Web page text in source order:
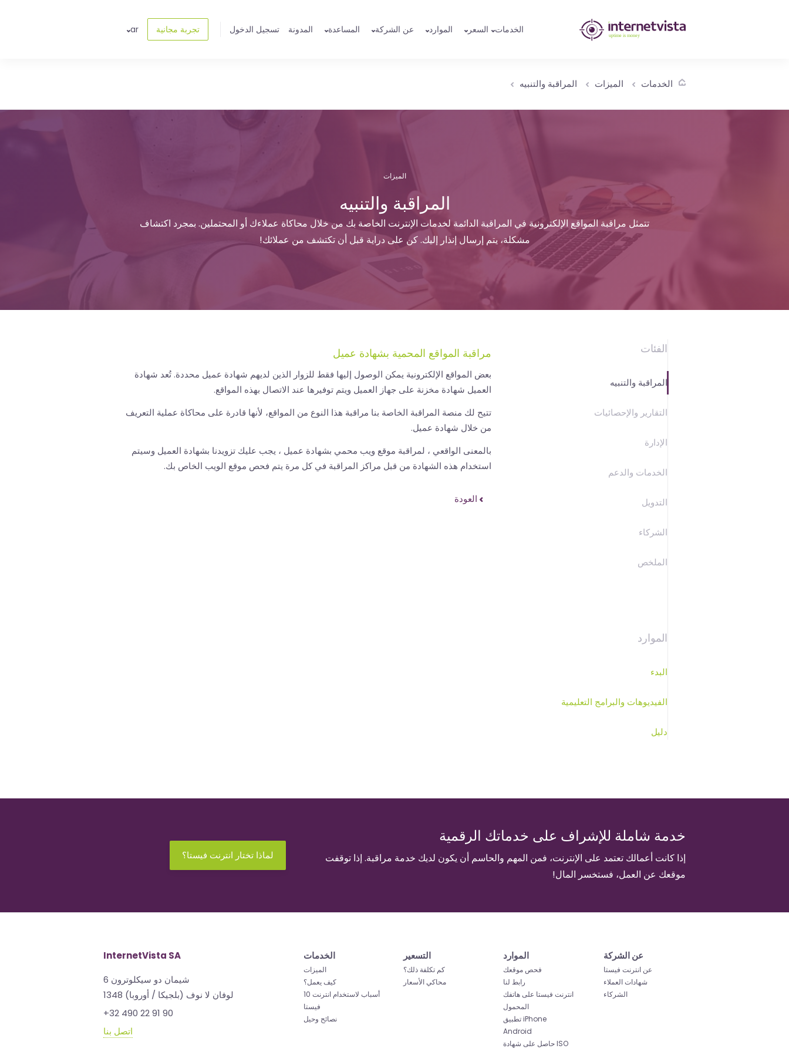
مراقبة
فيستا
وخدمات
الإنترنت
مدة
التشغيل
المال
الخدمات السعر الموارد عن الشركة المساعدة المدونة تسجيل الدخول تجربة مجانية ar
الخدمات الميزات المراقبة والتنبيه
الميزات
المراقبة والتنبيه
تتمثل مراقبة المواقع الإلكترونية في المراقبة الدائمة لخدمات الإنترنت الخاصة بك من خلال محاكاة عملاءك أو المحتملين. بمجرد اكتشاف
مشكلة، يتم إرسال إنذار إليك. كن على دراية قبل أن تكتشف من عملائك!
الفئات
المراقبة والتنبيه
التقارير والإحصائيات
الإدارة
الخدمات والدعم
التدويل
الشركاء
الملخص
الموارد
البدء
الفيديوهات والبرامج التعليمية
دليل
مراقبة المواقع المحمية بشهادة عميل
بعض المواقع الإلكترونية يمكن الوصول إليها فقط للزوار الذين لديهم شهادة عميل محددة. تُعد شهادة
العميل شهادة مخزنة على جهاز العميل ويتم توفيرها عند الاتصال بهذه المواقع.
تتيح لك منصة المراقبة الخاصة بنا مراقبة هذا النوع من المواقع، لأنها قادرة على محاكاة عملية التعريف
من خلال شهادة عميل.
بالمعنى الواقعي ، لمراقبة موقع ويب محمي بشهادة عميل ، يجب عليك تزويدنا بشهادة العميل وسيتم
استخدام هذه الشهادة من قبل مراكز المراقبة في كل مرة يتم فحص موقع الويب الخاص بك.
العودة
خدمة شاملة للإشراف على خدماتك الرقمية
إذا كانت أعمالك تعتمد على الإنترنت، فمن المهم والحاسم أن يكون لديك خدمة مراقبة. إذا توقفت
موقعك عن العمل، فستخسر المال!
لماذا تختار انترنت فيستا؟
InternetVista SA
شيمان دو سيكلوترون 6
1348 لوفان لا نوف (بلجيكا / أوروبا)
+32 490 22 91 90
اتصل بنا
الخدمات
الميزات
كيف يعمل؟
10 أسباب لاستخدام انترنت
فيستا
نصائح وحيل
التسعير
كم تكلفة ذلك؟
محاكي الأسعار
الموارد
فحص موقعك
رابط لنا
انترنت فيستا على هاتفك
المحمول
تطبيق iPhone
Android
حاصل على شهادة ISO
عن الشركة
عن انترنت فيستا
شهادات العملاء
الشركاء